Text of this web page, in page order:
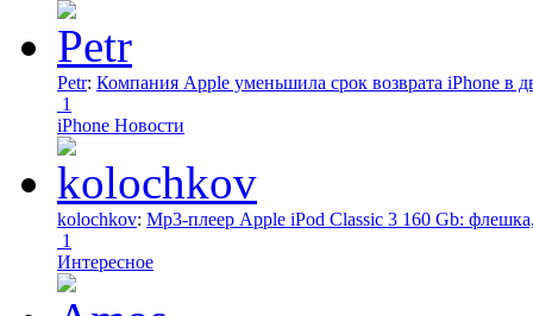
Petr: Компания Apple уменьшила срок возврата iPhone в
1
iPhone Новости
kolochkov: Mp3-плеер Apple iPod Classic 3 160 Gb:
1
Интересное